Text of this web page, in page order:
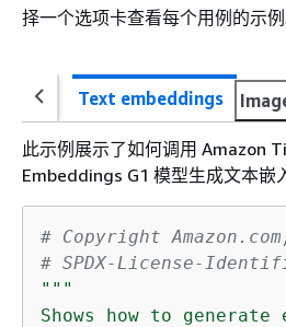
择一个选项卡查看每个用例的示例
Text embeddings
此示例展示了如何调用 Amazon
Embeddings G1 模型生成文本嵌
# Copyright
# SPDX-License-
"""
Shows how to